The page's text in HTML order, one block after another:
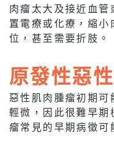
肉瘤太大及接近血管
置電療或化療，縮小
位，甚至需要折肢。
原發性惡
惡性肌肉腫瘤初期可
輕微，因此很難早期
瘤常見的早期病徵可